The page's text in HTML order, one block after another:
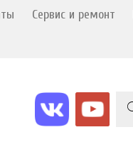
Сервис и ремонт